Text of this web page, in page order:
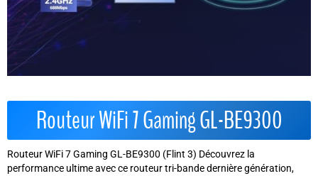
Routeur WiFi 7 Gaming GL-BE9300
Routeur WiFi 7 Gaming GL-BE9300 (Flint 3) Découvrez la
performance ultime avec ce routeur tri-bande dernière génération,